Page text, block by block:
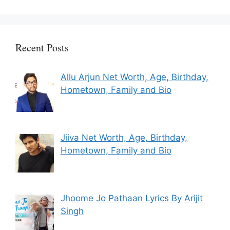
Recent Posts
Allu Arjun Net Worth, Age, Birthday,
Hometown, Family and Bio
Jiiva Net Worth, Age, Birthday,
Hometown, Family and Bio
Jhoome Jo Pathaan Lyrics By Arijit
Singh